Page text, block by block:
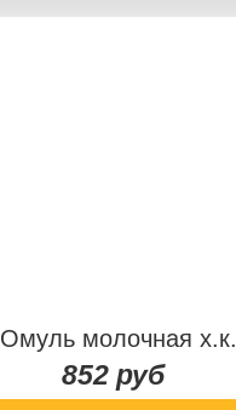
Омуль молочная х.к.
852 руб